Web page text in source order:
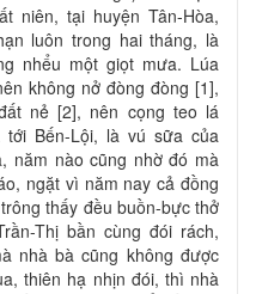
niên, tại huyện Tân-Hòa,
luôn trong hai tháng, là
nhểu một giọt mưa. Lúa
không nở đòng đòng [1],
nẻ [2], nên cọng teo lá
tới Bến-Lội, là vú sữa của
năm nào cũng nhờ đó mà
ngặt vì năm nay cả đồng
thấy đều buồn-bực thở
Thị bần cùng đói rách,
nhà bà cũng không được
thiên hạ nhịn đói, thì nhà